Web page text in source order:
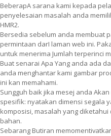
BeberapA sarana kami kepada
penyelesaian masalah anda
HMR2.
Bersedia sebelum anda membuat
permintaan darI laman web ini.
untuk menerima Jumlah terperinci
Buat senarai Apa Yang anda ada
anda menghantar kami gambar
ini kan memahami.
Sungguh baik jika mesej anda
spesifik: nyatakan dimensi segala
komposisi, masalah yang
bahan.
Sebarang Butiran